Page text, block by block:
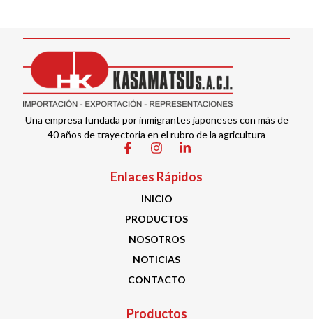
Una empresa fundada por inmigrantes japoneses con más de
40 años de trayectoria en el rubro de la agricultura
Productos
Enlaces Rápidos
INICIO
PRODUCTOS
NOSOTROS
NOTICIAS
CONTACTO